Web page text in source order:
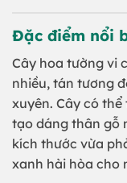
Đặc điểm nổi
Cây hoa tường vi
nhiều, tán tương
xuyên. Cây có
tạo dáng thân gỗ
kích thước vừa
xanh hài hòa cho